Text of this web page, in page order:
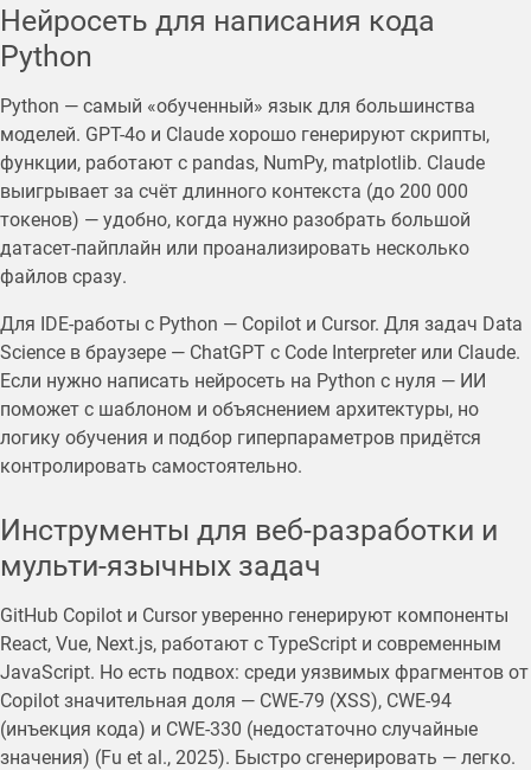
Нейросеть для написания кода
Python
Python — самый «обученный» язык для большинства
моделей. GPT-4o и Claude хорошо генерируют скрипты,
функции, работают с pandas, NumPy, matplotlib. Claude
выигрывает за счёт длинного контекста (до 200 000
токенов) — удобно, когда нужно разобрать большой
датасет-пайплайн или проанализировать несколько
файлов сразу.
Для IDE-работы с Python — Copilot и Cursor. Для задач Data
Science в браузере — ChatGPT с Code Interpreter или Claude.
Если нужно написать нейросеть на Python с нуля — ИИ
поможет с шаблоном и объяснением архитектуры, но
логику обучения и подбор гиперпараметров придётся
контролировать самостоятельно.
Инструменты для веб-разработки и
мульти-язычных задач
GitHub Copilot и Cursor уверенно генерируют компоненты
React, Vue, Next.js, работают с TypeScript и современным
JavaScript. Но есть подвох: среди уязвимых фрагментов от
Copilot значительная доля — CWE-79 (XSS), CWE-94
(инъекция кода) и CWE-330 (недостаточно случайные
значения) (Fu et al., 2025). Быстро сгенерировать — легко.